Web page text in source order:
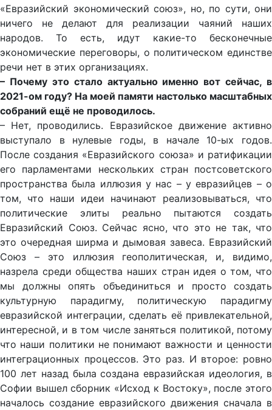
«Евразийский экономический союз», но, по сути, они
ничего не делают для реализации чаяний наших
народов. То есть, идут какие-то бесконечные
экономические переговоры, о политическом единстве
речи нет в этих организациях.
– Почему это стало актуально именно вот сейчас, в
2021-ом году? На моей памяти настолько масштабных
собраний ещё не проводилось.
– Нет, проводились. Евразийское движение активно
выступало в нулевые годы, в начале 10-ых годов.
После создания «Евразийского союза» и ратификации
его парламентами нескольких стран постсоветского
пространства была иллюзия у нас – у евразийцев – о
том, что наши идеи начинают реализовываться, что
политические элиты реально пытаются создать
Евразийский Союз. Сейчас ясно, что это не так, что
это очередная ширма и дымовая завеса. Евразийский
Союз – это иллюзия геополитическая, и, видимо,
назрела среди общества наших стран идея о том, что
мы должны опять объединиться и просто создать
культурную парадигму, политическую парадигму
евразийской интеграции, сделать её привлекательной,
интересной, и в том числе заняться политикой, потому
что наши политики не понимают важности и ценности
интеграционных процессов. Это раз. И второе: ровно
100 лет назад была создана евразийская идеология, в
Софии вышел сборник «Исход к Востоку», после этого
началось создание евразийского движения сначала в